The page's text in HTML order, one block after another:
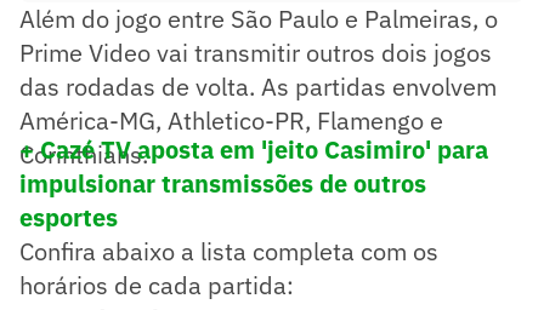
Além do jogo entre São Paulo e Palmeiras, o
Prime Video vai transmitir outros dois jogos
das rodadas de volta. As partidas envolvem
América-MG, Athletico-PR, Flamengo e
Corinthians.
+ Cazé TV aposta em 'jeito Casimiro' para
impulsionar transmissões de outros
esportes
Confira abaixo a lista completa com os
horários de cada partida: